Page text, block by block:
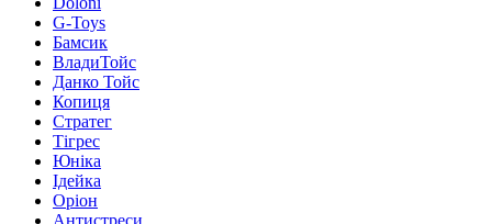
G-Toys
Бамсик
ВладиТойс
Данко Тойс
Копиця
Стратег
Тігрес
Юніка
Ідейка
Оріон
Антистреси